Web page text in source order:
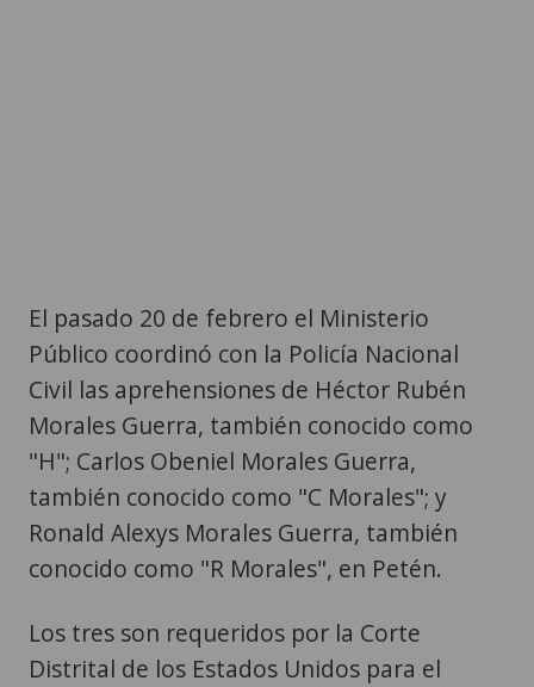
El pasado 20 de febrero el Ministerio
Público coordinó con la Policía Nacional
Civil las aprehensiones de Héctor Rubén
Morales Guerra, también conocido como
"H"; Carlos Obeniel Morales Guerra,
también conocido como "C Morales"; y
Ronald Alexys Morales Guerra, también
conocido como "R Morales", en Petén.
Los tres son requeridos por la Corte
Distrital de los Estados Unidos para el